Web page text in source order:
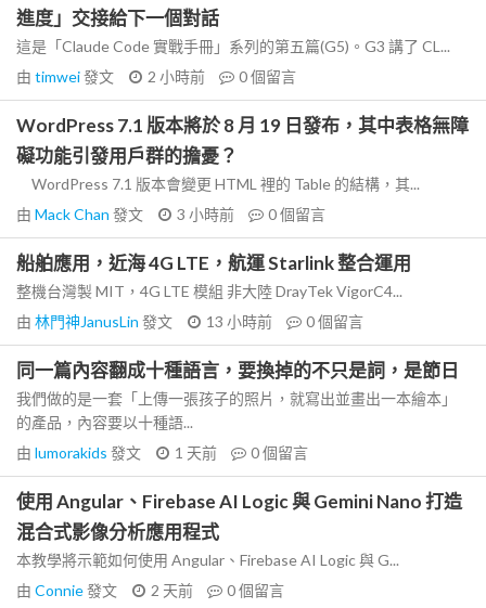
進度」交接給下一個對話
這是「Claude Code 實戰手冊」系列的第五篇(G5)。G3 講了 CL...
由 timwei發文 2 小時前 0個留言
WordPress 7.1 版本將於 8 月 19 日發布，其中表格無障
礙功能引發用戶群的擔憂？
WordPress 7.1 版本會變更 HTML 裡的 Table 的結構，其...
由 Mack Chan 發文 3 小時前 0個留言
船舶應用，近海 4G LTE，航運 Starlink 整合運用
整機台灣製 MIT，4G LTE 模組 非大陸 DrayTek VigorC4...
由 林門神JanusLin 發文 13 小時前 0個留言
同一篇內容翻成十種語言，要換掉的不只是詞，是節日
我們做的是一套「上傳一張孩子的照片，就寫出並畫出一本繪本」
的產品，內容要以十種語...
由 lumorakids 發文 1 天前 0個留言
使用 Angular、Firebase AI Logic 與 Gemini Nano 打造
混合式影像分析應用程式
本教學將示範如何使用 Angular、Firebase AI Logic 與 G...
由 Connie發文 2 天前 0個留言